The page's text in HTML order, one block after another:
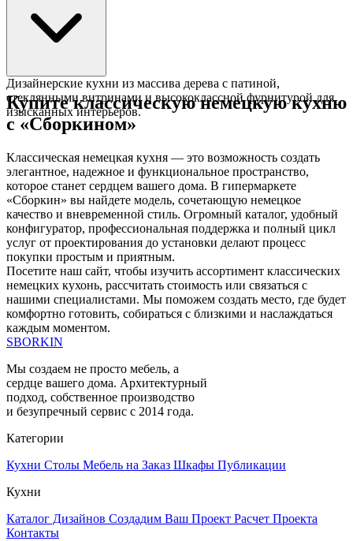
Дизайнерские кухни из массива дерева с патиной,
стеклянными витринами и высококлассной фурнитурой для
изысканных интерьеров.
Купите классическую немецкую кухню
с «Сборкином»
Классическая немецкая кухня — это возможность создать
элегантное, надежное и функциональное пространство,
которое станет сердцем вашего дома. В гипермаркете
«Сборкин» вы найдете модель, сочетающую немецкое
качество и вневременной стиль. Огромный каталог, удобный
конфигуратор, профессиональная поддержка и полный цикл
услуг от проектирования до установки делают процесс
покупки простым и приятным.
Посетите наш сайт, чтобы изучить ассортимент классических
немецких кухонь, рассчитать стоимость или связаться с
нашими специалистами. Мы поможем создать место, где будет
комфортно готовить, собираться с близкими и наслаждаться
каждым моментом.
SBORKIN
Мы создаем не просто мебель, а
сердце вашего дома. Архитектурный
подход, собственное производство
и безупречный сервис с 2014 года.
Категории
Кухни Столы Мебель на Заказ Шкафы Публикации
Кухни
Каталог Дизайнов Создадим Ваш Проект Расчет Проекта
Контакты